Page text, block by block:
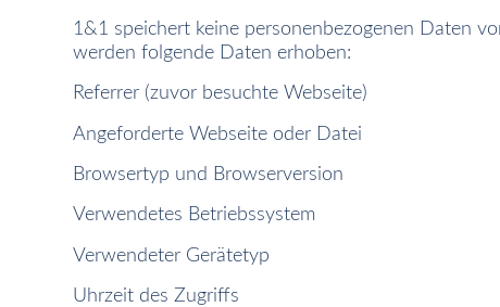
1&1 speichert keine personenbezogenen Daten
werden folgende Daten erhoben:
Referrer (zuvor besuchte Webseite)
Angeforderte Webseite oder Datei
Browsertyp und Browserversion
Verwendetes Betriebssystem
Verwendeter Gerätetyp
Uhrzeit des Zugriffs